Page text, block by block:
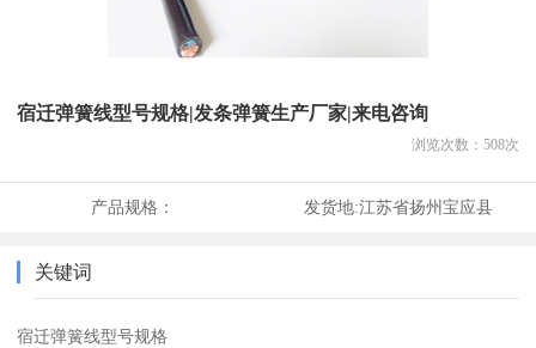
宿迁弹簧线型号规格|发条弹簧生产厂家|来电咨询
浏览次数： 508次
产品规格： 发货地:江苏省扬州宝应县
关键词
宿迁弹簧线型号规格